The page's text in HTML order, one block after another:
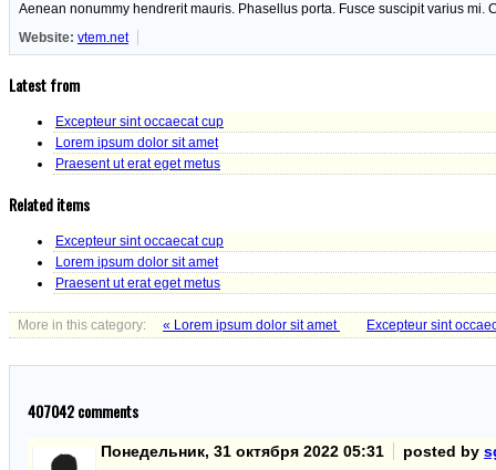
Aenean nonummy hendrerit mauris. Phasellus porta. Fusce suscipit varius mi.
Website: vtem.net
Latest from
Excepteur sint occaecat cup
Lorem ipsum dolor sit amet
Praesent ut erat eget metus
Related items
Excepteur sint occaecat cup
Lorem ipsum dolor sit amet
Praesent ut erat eget metus
More in this category: « Lorem ipsum dolor sit amet Excepteur sint
407042comments
Понедельник, 31 октября 2022 05:31 posted by